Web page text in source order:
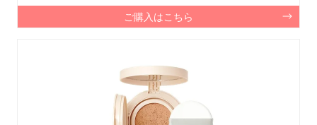
ご購入はこちら